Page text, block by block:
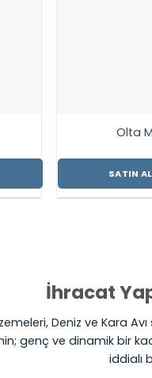
Olta
SATIN
İhracat
Deniz ve Kara
genç ve dinamik bir
iddialı